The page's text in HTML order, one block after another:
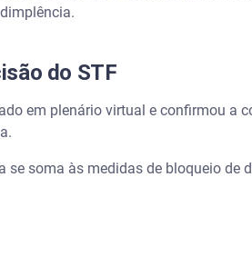
do STF
em plenário virtual e confirmou a
se soma às medidas de bloqueio